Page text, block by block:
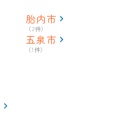
胎内市
（2件）
五泉市
（1件）